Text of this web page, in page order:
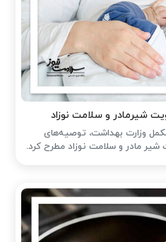
شیرمادر و سلامت نوزاد
وزارت بهداشت، توصیه‌های
شیر مادر و سلامت نوزاد مطرح کرد.